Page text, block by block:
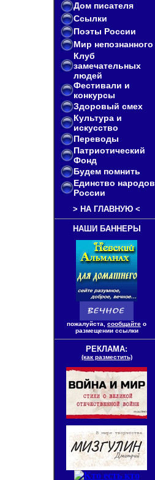
Дом писателя
Ссылки
Поэты России
Мир непознанного
Клуб
замечательных
людей
Фестивали и
конкурсы
Здоровый смех
Культура и
искусство
Переводы
Патриотический
Фонд
Будем помнить
Единство народов
России
> НА ГЛАВНУЮ <
НАШИ БАННЕРЫ
пожалуйста, сообщайте о
размещении ссылки
РЕКЛАМА:
(как разместить)